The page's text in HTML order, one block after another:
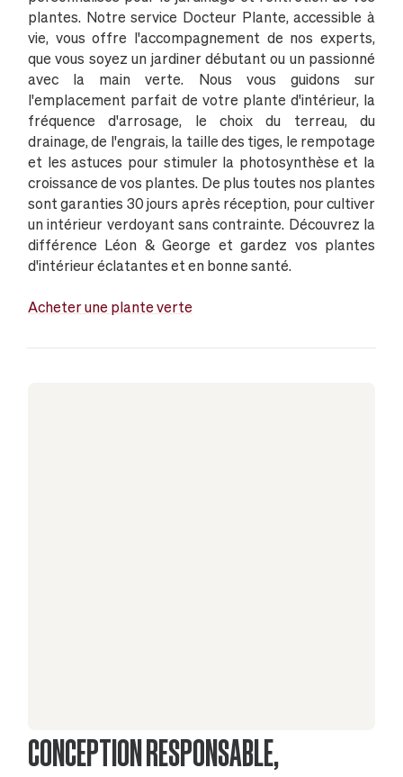
plantes. Notre service Docteur Plante, accessible à
vie, vous offre l'accompagnement de nos experts,
que vous soyez un jardiner débutant ou un passionné
avec la main verte. Nous vous guidons sur
l'emplacement parfait de votre plante d'intérieur, la
fréquence d'arrosage, le choix du terreau, du
drainage, de l'engrais, la taille des tiges, le rempotage
et les astuces pour stimuler la photosynthèse et la
croissance de vos plantes. De plus toutes nos plantes
sont garanties 30 jours après réception, pour cultiver
un intérieur verdoyant sans contrainte. Découvrez la
différence Léon & George et gardez vos plantes
d'intérieur éclatantes et en bonne santé.
Acheter une plante verte
CONCEPTION RESPONSABLE,